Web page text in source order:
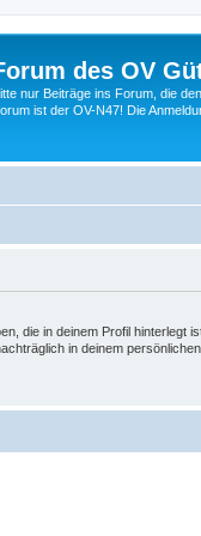
des OV
nur Beiträge ins Forum, die
ist der OV-N47! Die
die in deinem Profil hinterlegt
in deinem